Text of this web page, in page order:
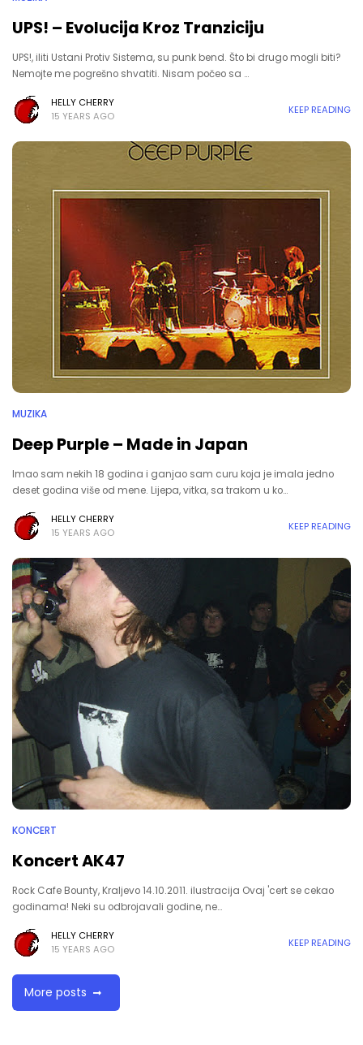
UPS! – Evolucija Kroz Tranziciju
UPS!, iliti Ustani Protiv Sistema, su punk bend. Što bi drugo mogli biti?
Nemojte me pogrešno shvatiti. Nisam počeo sa …
HELLY CHERRY
15 YEARS AGO
KEEP READING
MUZIKA
Deep Purple – Made in Japan
Imao sam nekih 18 godina i ganjao sam curu koja je imala jedno
deset godina više od mene. Lijepa, vitka, sa trakom u ko…
HELLY CHERRY
15 YEARS AGO
KEEP READING
KONCERT
Koncert AK47
Rock Cafe Bounty, Kraljevo 14.10.2011. ilustracija Ovaj 'cert se cekao
godinama! Neki su odbrojavali godine, ne…
HELLY CHERRY
15 YEARS AGO
KEEP READING
More posts